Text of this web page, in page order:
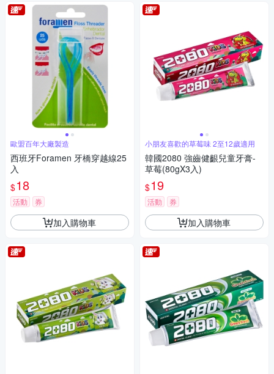
歐盟百年大廠製造
西班牙Foramen 牙橋穿越線25
入
$18
活動 券
加入購物車
小朋友喜歡的草莓味 2至12歲適用
韓國2080 強齒健齦兒童牙膏-
草莓(80gX3入)
$19
活動 券
加入購物車